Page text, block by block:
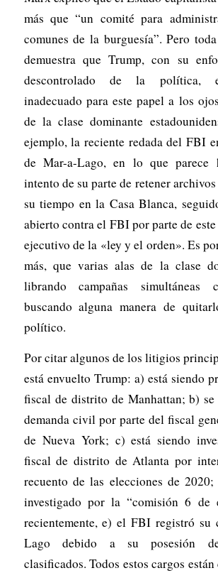
más que “un comité para
comunes de la burguesía”. Pero
demuestra que Trump, con su
descontrolado de la política,
inadecuado para este papel a los
de la clase dominante
ejemplo, la reciente redada del FBI
de Mar-a-Lago, en lo que parece
intento de su parte de retener
su tiempo en la Casa Blanca,
abierto contra el FBI por parte de
ejecutivo de la «ley y el orden». Es
más, que varias alas de la clase
librando campañas simultáneas
buscando alguna manera de
político.
Por citar algunos de los litigios
está envuelto Trump: a) está siendo
fiscal de distrito de Manhattan; b)
demanda civil por parte del fiscal
de Nueva York; c) está siendo
fiscal de distrito de Atlanta por
recuento de las elecciones de
investigado por la “comisión 6 de
recientemente, e) el FBI registró su
Lago debido a su posesión de
clasificados. Todos estos cargos